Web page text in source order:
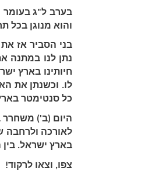
בערב ל"ג
והוא מנוגן בכל
כל סנטימטר
בארץ ישראל.
צפו, וצאו לרקוד!